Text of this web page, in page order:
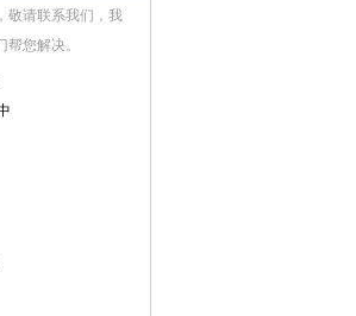
敬请联系我们，我
您解决。